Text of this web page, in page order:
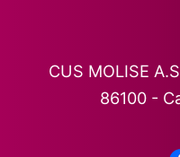
CUS MOLISE
86100 -